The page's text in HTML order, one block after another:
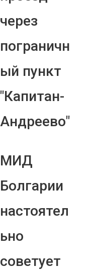
через
пограничн
ый пункт
"Капитан-
Андреево"
МИД
Болгарии
настоятел
ьно
советует